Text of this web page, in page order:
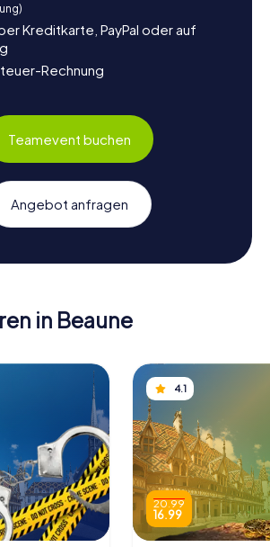
Kreditkarte, PayPal oder auf
Rechnung
Teamevent buchen
Angebot anfragen
in Beaune
4.1
20.99
16.99